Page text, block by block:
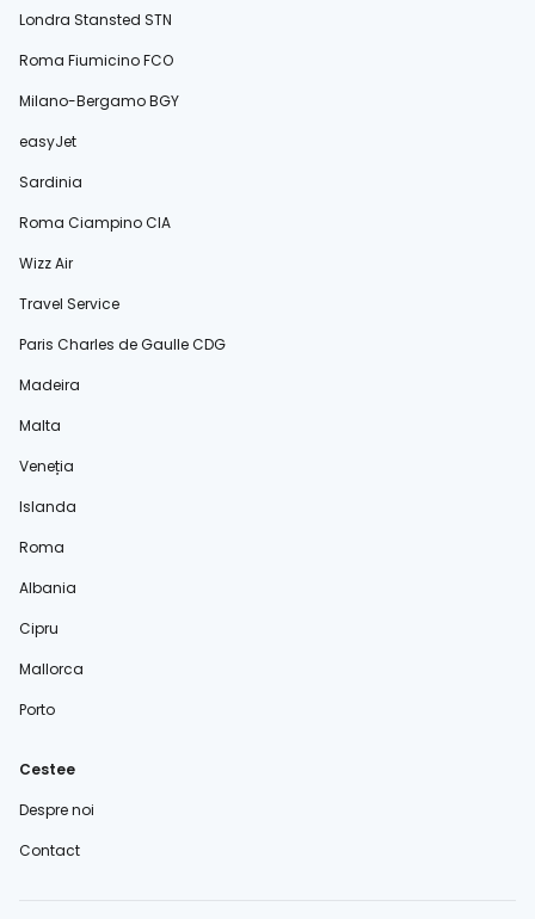
Londra Stansted STN
Roma Fiumicino FCO
Milano-Bergamo BGY
easyJet
Sardinia
Roma Ciampino CIA
Wizz Air
Travel Service
Paris Charles de Gaulle CDG
Madeira
Malta
Veneția
Islanda
Roma
Albania
Cipru
Mallorca
Porto
Cestee
Despre noi
Contact